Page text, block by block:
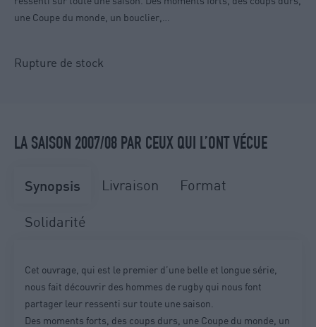
une Coupe du monde, un bouclier,…
Rupture de stock
LA SAISON 2007/08 PAR CEUX QUI L’ONT VÉCUE
Synopsis Livraison Format
Solidarité
Cet ouvrage, qui est le premier d’une belle et longue série,
nous fait découvrir des hommes de rugby qui nous font
partager leur ressenti sur toute une saison.
Des moments forts, des coups durs, une Coupe du monde, un